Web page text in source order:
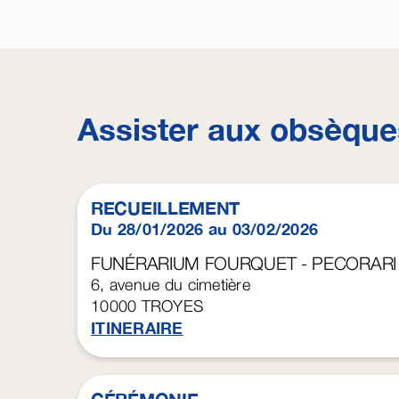
Assister aux
RECUEILLEMENT
Du 28/01/2026 au 03/02/2026
FUNÉRARIUM FOURQUET - PECORARI
6, avenue du cimetière
10000 TROYES
ITINERAIRE